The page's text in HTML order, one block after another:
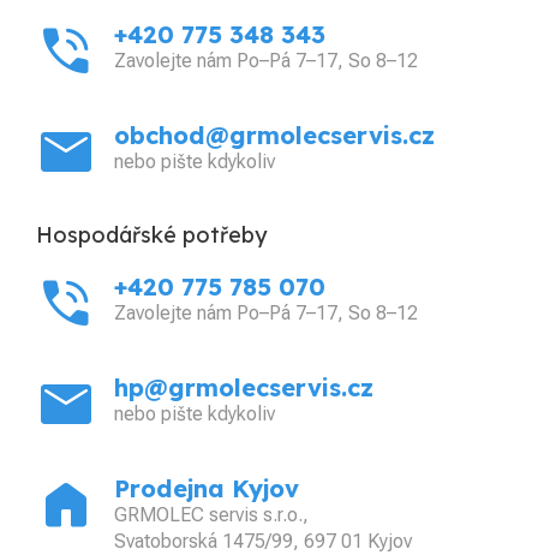
phone_in_talk +420 775 348 343
Zavolejte nám Po–Pá 7–17, So 8–12
mail obchod@grmolecservis.cz
nebo pište kdykoliv
Hospodářské potřeby
phone_in_talk +420 775 785 070
Zavolejte nám Po–Pá 7–17, So 8–12
mail hp@grmolecservis.cz
nebo pište kdykoliv
home Prodejna Kyjov
GRMOLEC servis s.r.o.,
Svatoborská 1475/99, 697 01 Kyjov